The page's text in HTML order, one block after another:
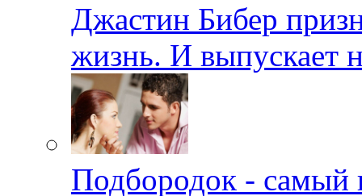
Джастин Бибер
жизнь. И выпускает
Подбородок - самый